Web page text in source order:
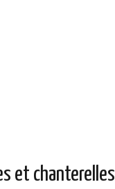
et chanterelles